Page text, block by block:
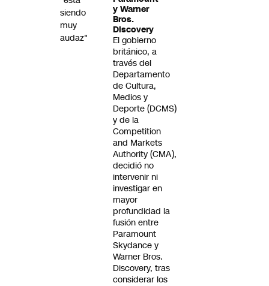
y Warner
Bros.
Discovery
El gobierno
británico, a
través del
Departamento
de Cultura,
Medios y
Deporte (DCMS)
y de la
Competition
and Markets
Authority (CMA),
decidió no
intervenir ni
investigar en
mayor
profundidad la
fusión entre
Paramount
Skydance y
Warner Bros.
Discovery, tras
considerar los
siendo
muy
audaz"